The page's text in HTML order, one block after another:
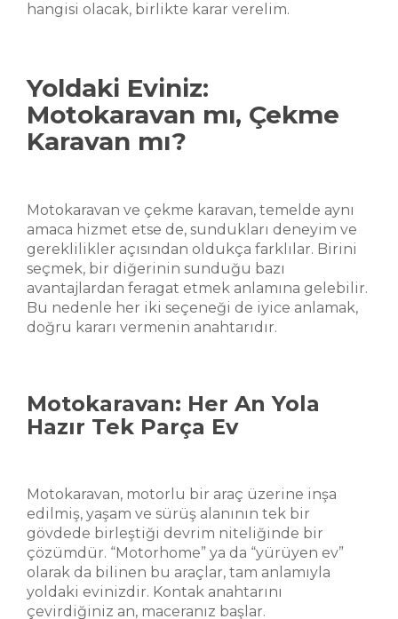
hangisi olacak, birlikte karar verelim.
Yoldaki Eviniz:
Motokaravan mı, Çekme
Karavan mı?
Motokaravan ve çekme karavan, temelde aynı
amaca hizmet etse de, sundukları deneyim ve
gereklilikler açısından oldukça farklılar. Birini
seçmek, bir diğerinin sunduğu bazı
avantajlardan feragat etmek anlamına gelebilir.
Bu nedenle her iki seçeneği de iyice anlamak,
doğru kararı vermenin anahtarıdır.
Motokaravan: Her An Yola
Hazır Tek Parça Ev
Motokaravan, motorlu bir araç üzerine inşa
edilmiş, yaşam ve sürüş alanının tek bir
gövdede birleştiği devrim niteliğinde bir
çözümdür. “Motorhome” ya da “yürüyen ev”
olarak da bilinen bu araçlar, tam anlamıyla
yoldaki evinizdir. Kontak anahtarını
çevirdiğiniz an, maceranız başlar.